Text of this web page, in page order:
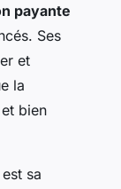
payante
Ses
et
la
bien
sa